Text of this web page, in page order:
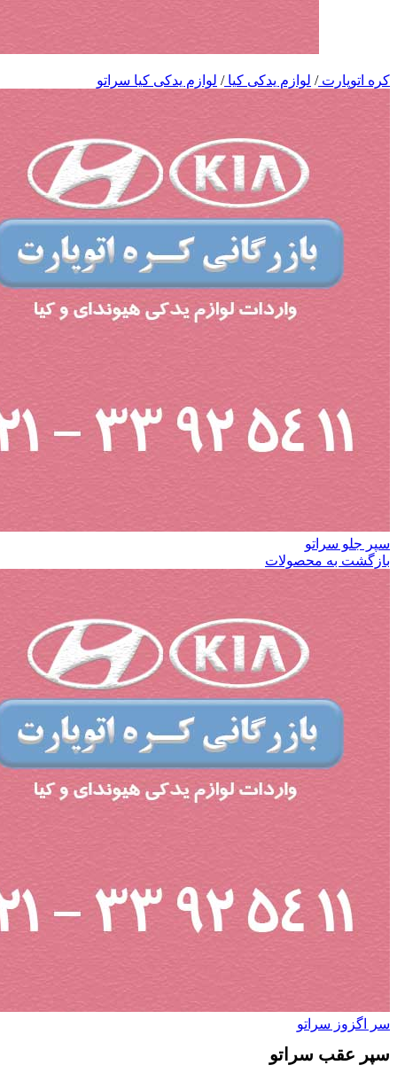
کره اتوپارت/ لوازم یدکی کیا/ لوازم یدکی کیا سراتو
سپر جلو سراتو
بازگشت به محصولات
سر اگزوز سراتو
سپر عقب سراتو